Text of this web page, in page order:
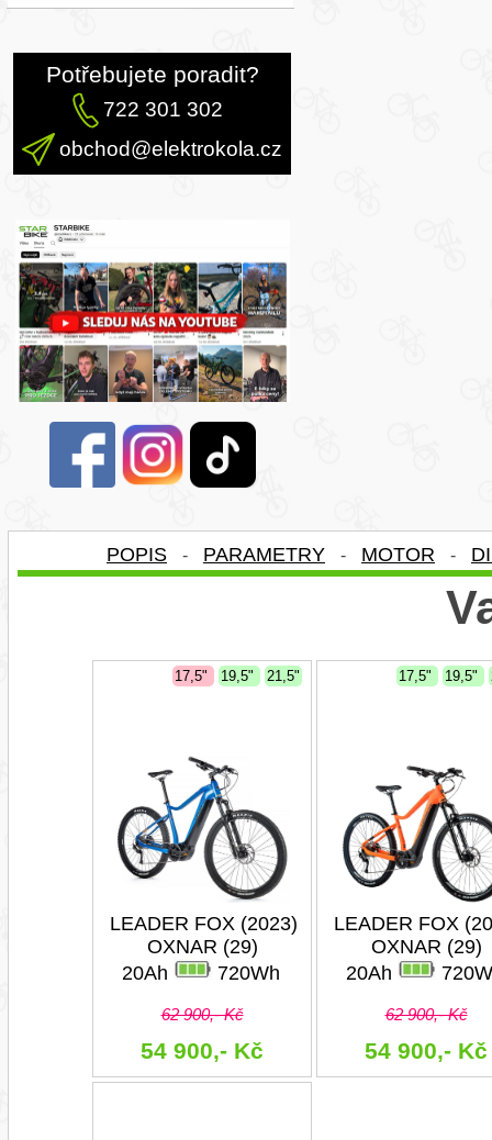
Potřebujete poradit?
722 301 302
obchod@elektrokola.cz
POPIS - PARAMETRY - MOTOR -
17,5" 19,5" 21,5"
LEADER FOX (2023)
OXNAR (29)
20Ah
720Wh
62 900,- Kč
54 900,- Kč
17,5" 19,5"
LEADER FOX
OXNAR (29)
20Ah
62 900,- Kč
54 900,- Kč